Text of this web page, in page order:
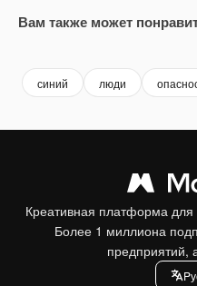
Вам также может
синий люди
Креативная платформа
Более 1 миллиона
предприятий,